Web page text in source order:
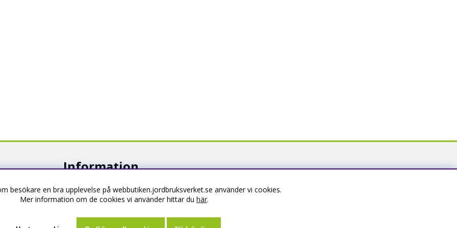
Information
Om webbutiken
besökare en bra upplevelse på webbutiken.jordbruksverket.se använder vi cookies.
Mer information om de cookies vi använder hittar du här.